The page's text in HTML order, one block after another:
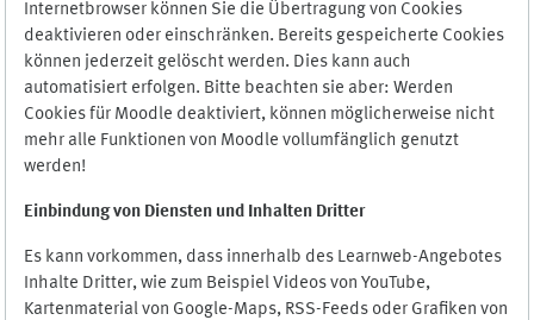
Internetbrowser können Sie die Übertragung von Cookies
deaktivieren oder einschränken. Bereits gespeicherte Cookies
können jederzeit gelöscht werden. Dies kann auch
automatisiert erfolgen. Bitte beachten sie aber: Werden
Cookies für Moodle deaktiviert, können möglicherweise nicht
mehr alle Funktionen von Moodle vollumfänglich genutzt
werden!
Einbindung von Diensten und Inhalten Dritter
Es kann vorkommen, dass innerhalb des Learnweb-Angebotes
Inhalte Dritter, wie zum Beispiel Videos von YouTube,
Kartenmaterial von Google-Maps, RSS-Feeds oder Grafiken von